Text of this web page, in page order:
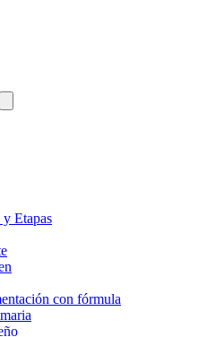
y Etapas
con fórmula